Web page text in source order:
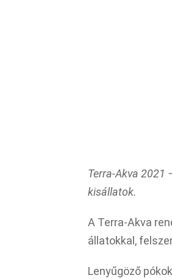
Terra-Akva 2021
kisállatok.
A Terra-Akva
állatokkal,
Lenyűgöző